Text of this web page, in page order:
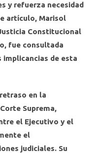
y refuerza necesidad
artículo, Marisol
Constitucional
fue consultada
de esta
en la
Suprema,
el Ejecutivo y el
el
judiciales. Su